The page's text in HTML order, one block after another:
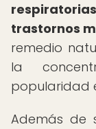
trastornos
remedio
la
popularidad
Además de